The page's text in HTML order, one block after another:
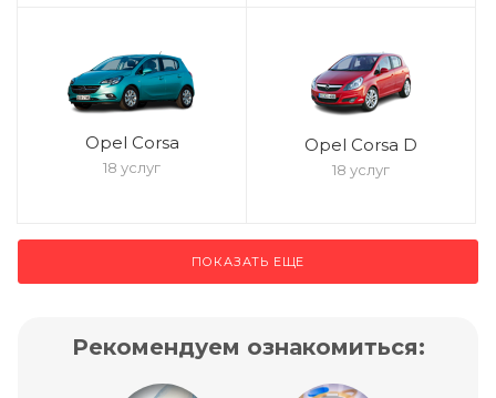
Opel Corsa
18 услуг
Opel Corsa D
18 услуг
ПОКАЗАТЬ ЕЩЕ
Рекомендуем ознакомиться: